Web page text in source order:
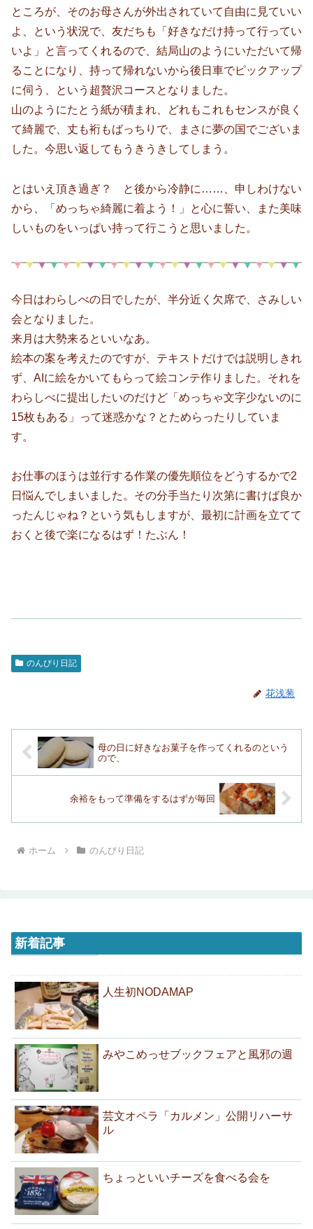
ところが、そのお母さんが外出されていて自由に見ていい
よ、という状況で、友だちも「好きなだけ持って行ってい
いよ」と言ってくれるので、結局山のようにいただいて帰
ることになり、持って帰れないから後日車でピックアップ
に伺う、という超贅沢コースとなりました。
山のようにたとう紙が積まれ、どれもこれもセンスが良く
て綺麗で、丈も裄もばっちりで、まさに夢の国でございま
した。今思い返してもうきうきしてしまう。
とはいえ頂き過ぎ？ と後から冷静に……、申しわけない
から、「めっちゃ綺麗に着よう！」と心に誓い、また美味
しいものをいっぱい持って行こうと思いました。
今日はわらしべの日でしたが、半分近く欠席で、さみしい
会となりました。
来月は大勢来るといいなあ。
絵本の案を考えたのですが、テキストだけでは説明しきれ
ず、AIに絵をかいてもらって絵コンテ作りました。それを
わらしべに提出したいのだけど「めっちゃ文字少ないのに
15枚もある」って迷惑かな？とためらったりしていま
す。
お仕事のほうは並行する作業の優先順位をどうするかで2
日悩んでしまいました。その分手当たり次第に書けば良か
ったんじゃね？という気もしますが、最初に計画を立てて
おくと後で楽になるはず！たぶん！
のんびり日記
花浅葱
母の日に好きなお菓子を作ってくれるのという
ので、
余裕をもって準備をするはずが毎回
ホーム のんびり日記
新着記事
人生初NODAMAP
みやこめっせブックフェアと風邪の週
芸文オペラ「カルメン」公開リハーサ
ル
ちょっといいチーズを食べる会を